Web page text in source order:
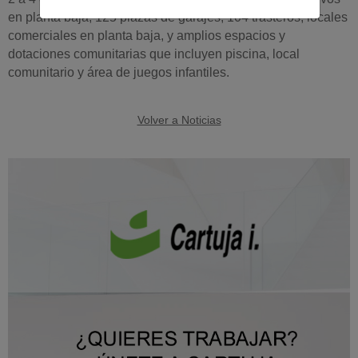
en planta baja, 125 plazas de garajes, 104 trasteros, locales
comerciales en planta baja, y amplios espacios y
dotaciones comunitarias que incluyen piscina, local
comunitario y área de juegos infantiles.
Volver a Noticias